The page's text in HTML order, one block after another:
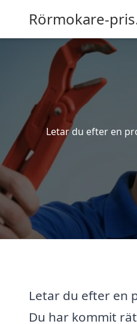
Rörmokare-
Letar du efter en
Letar du efter en
Du har kommit